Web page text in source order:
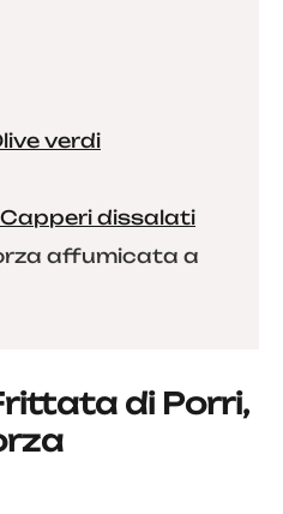
verdi
dissalati
affumicata a
di Porri,